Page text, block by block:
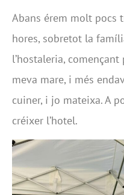
Abans érem molt pocs
hores, sobretot la
l’hostaleria,
meva mare, i més
cuiner, i jo mateixa. A
créixer l’hotel.